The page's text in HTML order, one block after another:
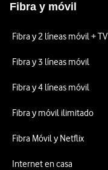
Fibra y móvil
Fibra y 2 líneas móvil + TV
Fibra y 3 líneas móvil
Fibra y 4 líneas móvil
Fibra y móvil ilimitado
Fibra Móvil y Netflix
Internet en casa